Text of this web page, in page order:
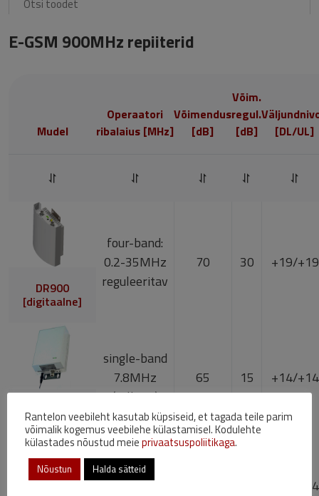
E-GSM 900MHz repiiterid
Mudel
Operaatori
ribalaius [MHz]
Võimendus
[dB]
Võim.
regul.
[dB]
[DL/UL]
DR900
[digitaalne]
four-band:
0.2-35MHz
reguleeritav
70 30 +19/+19
GR920-01
single-band
7.8MHz
(tellitav)
65 15 +14/+14
dual-band:
7.8 &
+14/+14
Rantelon veebileht kasutab küpsiseid, et tagada teile parim
võimalik kogemus veebilehe külastamisel. Kodulehte
külastades nõustud meieprivaatsuspoliitikaga.
Nõustun Halda sätteid